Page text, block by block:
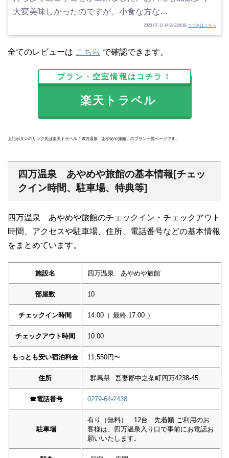
大変美味しかったのですが、小食な方な…
2023-07-13 14:38:32投稿 つづきはこちら
全てのレビューは こちら で確認できます。
プラン・空室情報はコチラ！
楽天トラベル
上記ボタンのリンク先は楽天トラベル「四万温泉 あやめや旅館」のプラン一覧ページです。
四万温泉 あやめや旅館の基本情報[チェッ
クイン時間、駐車場、特典等]
四万温泉 あやめや旅館のチェックイン・チェックアウト
時間、アクセスや駐車場、住所、電話番号などの基本情報
をまとめています。
施設名 四万温泉 あやめや旅館
部屋数 10
チェックイン時間 14:00 （ 最終:17:00 ）
チェックアウト時間 10:00
もっとも安い宿泊料金 11,550円〜
住所 群馬県 吾妻郡中之条町四万4238-45
☎︎電話番号 0279-64-2438
駐車場
有り（無料） 12台 先着順 ご利用のお
客様は、四万温泉入り口で事前にお電話お
願いいたします。